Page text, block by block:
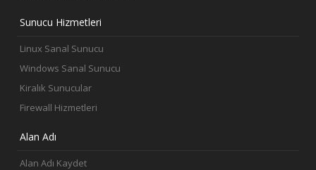
Sunucu Hizmetleri
Linux Sanal Sunucu
Windows Sanal Sunucu
Kiralık Sunucular
Firewall Hizmetleri
Alan Adı
Alan Adı Kaydet